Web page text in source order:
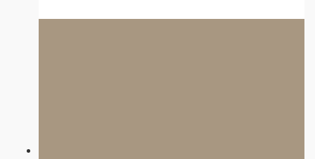
dispozícii nonstop (milí, profesionálni ...